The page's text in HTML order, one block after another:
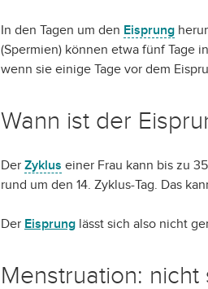
In den Tagen um den Eisprung
(Spermien) können etwa fünf Tage
wenn sie einige Tage vor dem
Wann ist der
Der Zyklus einer Frau kann bis zu
rund um den 14. Zyklus-Tag. Das
Der Eisprung lässt sich also nicht
Menstruation: